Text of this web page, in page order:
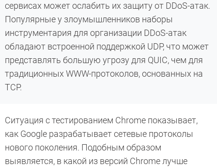
сервисах может ослабить их защиту от DDoS-атак.
Популярные у злоумышленников наборы
инструментария для организации DDoS-атак
обладают встроенной поддержкой UDP, что может
представлять большую угрозу для QUIC, чем для
традиционных WWW-протоколов, основанных на
TCP.
Ситуация с тестированием Chrome показывает,
как Google разрабатывает сетевые протоколы
нового поколения. Подобным образом
выявляется, в какой из версий Chrome лучше